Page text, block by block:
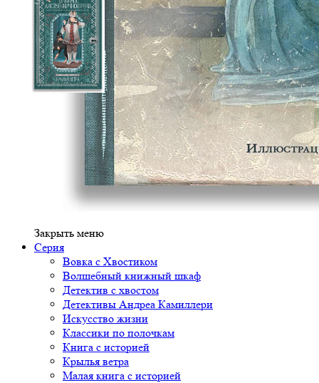
Закрыть меню
Серия
Вовка с Хвостиком
Волшебный книжный шкаф
Детектив с хвостом
Детективы Андреа Камиллери
Искусство жизни
Классики по полочкам
Книга с историей
Крылья ветра
Малая книга с историей